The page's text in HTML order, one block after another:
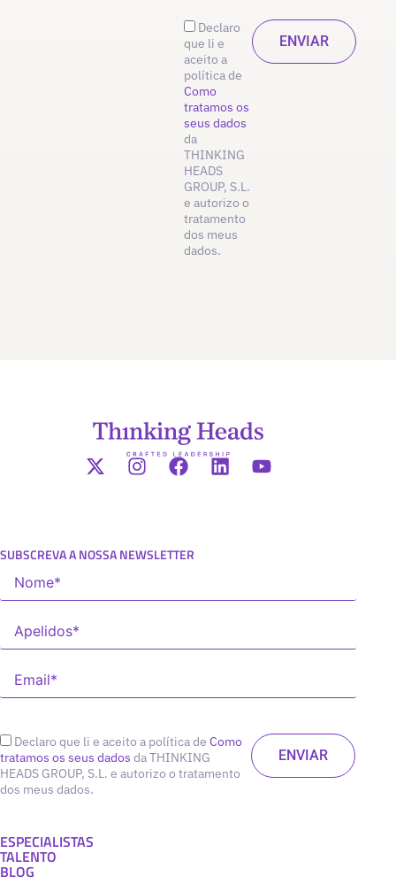
Declaro
que li e
aceito a
política de
Como
tratamos os
seus dados
da
THINKING
HEADS
GROUP, S.L.
e autorizo o
tratamento
dos meus
dados.
SUBSCREVA A NOSSA NEWSLETTER
Declaro que li e aceito a política de Como
tratamos os seus dados da THINKING
HEADS GROUP, S.L. e autorizo o tratamento
dos meus dados.
ESPECIALISTAS
TALENTO
BLOG